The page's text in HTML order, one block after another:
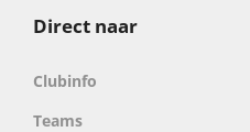
Direct naar
Clubinfo
Teams